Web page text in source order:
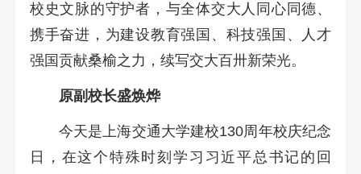
校史文脉的守护者，与全体交大人同心同德、
携手奋进，为建设教育强国、科技强国、人才
强国贡献桑榆之力，续写交大百卅新荣光。
原副校长盛焕烨
今天是上海交通大学建校130周年校庆纪念
日，在这个特殊时刻学习习近平总书记的回